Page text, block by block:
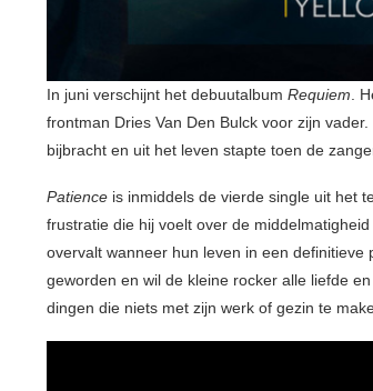
In juni verschijnt het debuutalbum Requiem.
frontman Dries Van Den Bulck voor zijn
bijbracht en uit het leven stapte toen de
Patience is inmiddels de vierde single uit het
frustratie die hij voelt over de
overvalt wanneer hun leven in een
geworden en wil de kleine rocker alle liefde
dingen die niets met zijn werk of gezin te